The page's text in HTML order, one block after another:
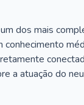
dos mais
a atuação do